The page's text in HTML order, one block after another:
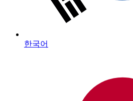
한국어